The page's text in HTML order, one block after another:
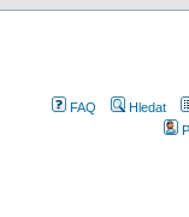
FAQ
Hledat